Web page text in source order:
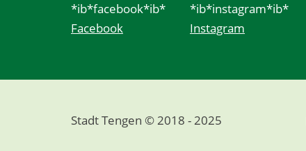
*ib*facebook*ib*
Facebook
*ib*instagram*ib*
Instagram
Stadt Tengen © 2018 - 2025